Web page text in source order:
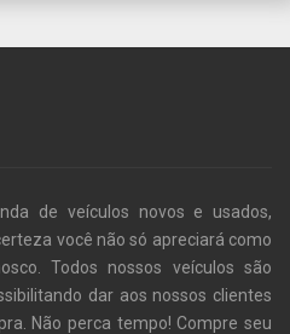
de veículos novos e usados,
você não só apreciará como
Todos nossos veículos são
dar aos nossos clientes
Não perca tempo! Compre seu